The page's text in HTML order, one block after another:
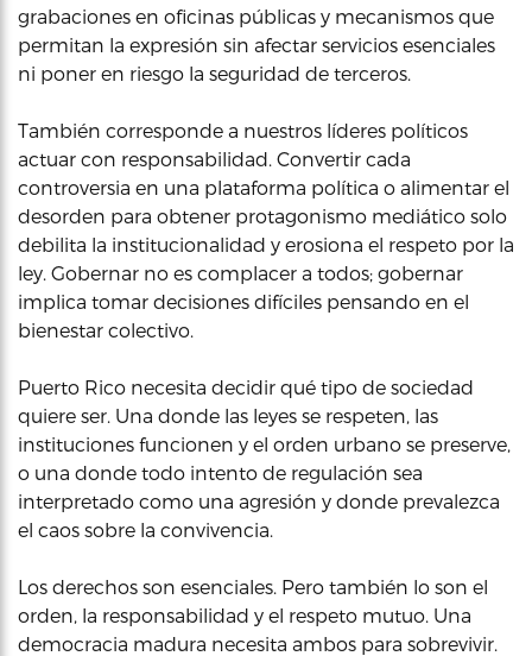
grabaciones en oficinas públicas y mecanismos que
permitan la expresión sin afectar servicios esenciales
ni poner en riesgo la seguridad de terceros.
También corresponde a nuestros líderes políticos
actuar con responsabilidad. Convertir cada
controversia en una plataforma política o alimentar el
desorden para obtener protagonismo mediático solo
debilita la institucionalidad y erosiona el respeto por la
ley. Gobernar no es complacer a todos; gobernar
implica tomar decisiones difíciles pensando en el
bienestar colectivo.
Puerto Rico necesita decidir qué tipo de sociedad
quiere ser. Una donde las leyes se respeten, las
instituciones funcionen y el orden urbano se preserve,
o una donde todo intento de regulación sea
interpretado como una agresión y donde prevalezca
el caos sobre la convivencia.
Los derechos son esenciales. Pero también lo son el
orden, la responsabilidad y el respeto mutuo. Una
democracia madura necesita ambos para sobrevivir.